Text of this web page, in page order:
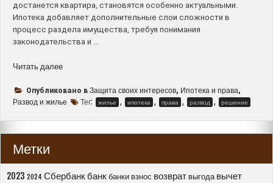
достанется квартира, становятся особенно актуальными.
Ипотека добавляет дополнительные слои сложности в
процесс раздела имущества, требуя понимания
законодательства и …
Читать далее“Развод
ипотека
–
на
жилье
Опубликовано в Защита своих интересов, Ипотека и права,
Развод и жилье Тег: жилье , ипотека , права , развод , решение
Метки
2023 2024 Сбербанкбанкбанки взнос возврат выгода вычет